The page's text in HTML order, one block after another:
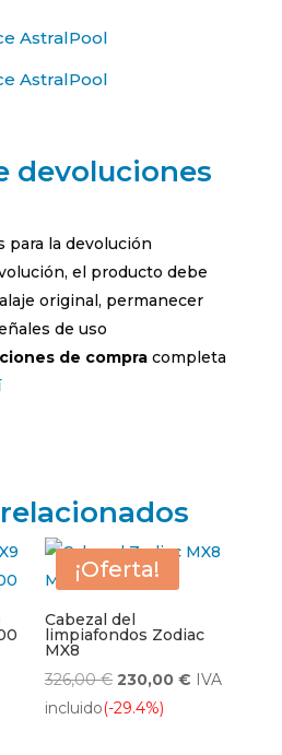
devoluciones
para la devolución
el producto debe
original, permanecer
de uso
de compracompleta
¡Oferta!
Cabezal del
limpiafondos Zodiac
MX8
326,00€ El
precio
230,00€ El
IVA
incluido(-29.4%)